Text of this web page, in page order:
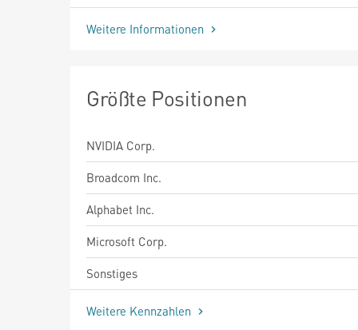
Weitere Informationen
Größte Positionen
NVIDIA Corp.
Broadcom Inc.
Alphabet Inc.
Microsoft Corp.
Sonstiges
Weitere Kennzahlen